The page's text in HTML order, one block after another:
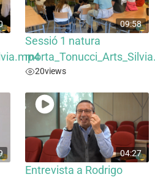
09:58
Sessió 1 natura
20views
04:27
Entrevista a Rodrigo